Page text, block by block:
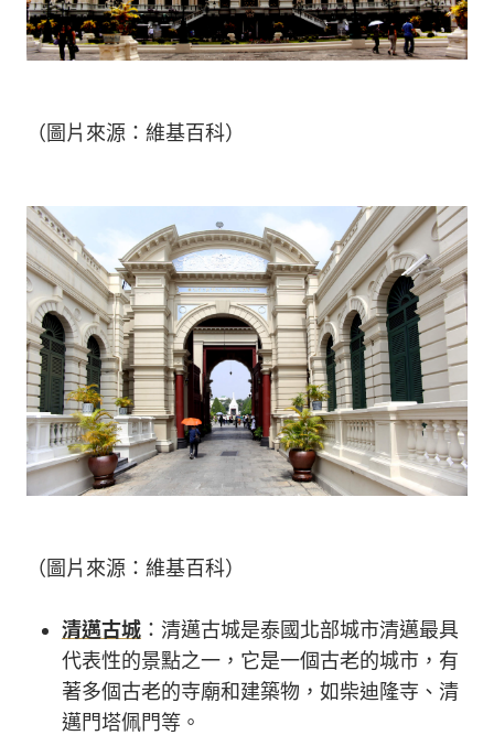
（圖片來源：維基百科）
（圖片來源：維基百科）
清邁古城 ：清邁古城是泰國北部城市清邁最具
代表性的景點之一，它是一個古老的城市，有
著多個古老的寺廟和建築物，如柴迪隆寺、清
邁門塔佩門等。